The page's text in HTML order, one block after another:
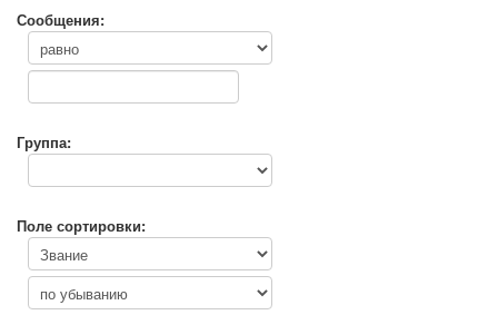
Сообщения:
Группа:
Поле сортировки: